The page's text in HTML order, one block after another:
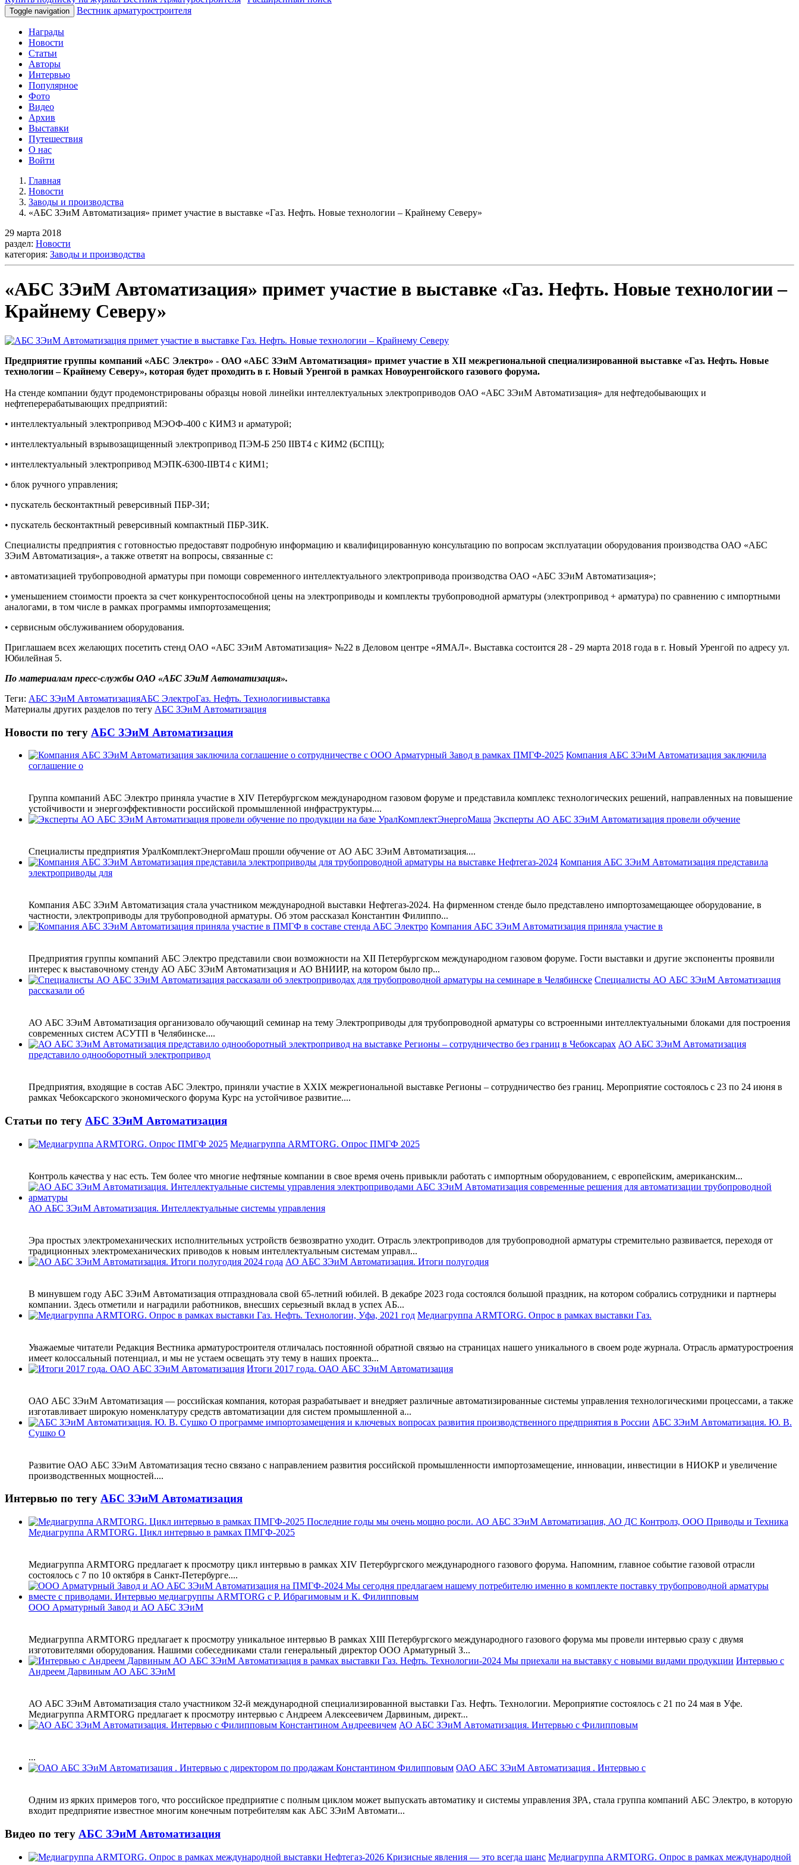
Toggle navigation Вестник арматуростроителя
Награды
Новости
Статьи
Авторы
Интервью
Популярное
Фото
Видео
Архив
Выставки
Путешествия
О нас
Войти
Главная
Новости
Заводы и производства
«АБС ЗЭиМ Автоматизация» примет участие в выставке «Газ. Нефть. Новые технологии – Крайнему Северу»
29 марта 2018
раздел: Новости
категория: Заводы и производства
«АБС ЗЭиМ Автоматизация» примет участие в выставке «Газ. Нефть. Новые технологии –
Крайнему Северу»
Предприятие группы компаний «АБС Электро» - ОАО «АБС ЗЭиМ Автоматизация» примет участие в XII межрегиональной специализированной выставке «Газ. Нефть. Новые
технологии – Крайнему Северу», которая будет проходить в г. Новый Уренгой в рамках Новоуренгойского газового форума.
На стенде компании будут продемонстрированы образцы новой линейки интеллектуальных электроприводов ОАО «АБС ЗЭиМ Автоматизация» для нефтедобывающих и
нефтеперерабатывающих предприятий:
• интеллектуальный электропривод МЭОФ-400 с КИМ3 и арматурой;
• интеллектуальный взрывозащищенный электропривод ПЭМ-Б 250 IIBT4 с КИМ2 (БСПЦ);
• интеллектуальный электропривод МЭПК-6300-IIВТ4 с КИМ1;
• блок ручного управления;
• пускатель бесконтактный реверсивный ПБР-3И;
• пускатель бесконтактный реверсивный компактный ПБР-3ИК.
Специалисты предприятия с готовностью предоставят подробную информацию и квалифицированную консультацию по вопросам эксплуатации оборудования производства ОАО «АБС
ЗЭиМ Автоматизация», а также ответят на вопросы, связанные с:
• автоматизацией трубопроводной арматуры при помощи современного интеллектуального электропривода производства ОАО «АБС ЗЭиМ Автоматизация»;
• уменьшением стоимости проекта за счет конкурентоспособной цены на электроприводы и комплекты трубопроводной арматуры (электропривод + арматура) по сравнению с импортными
аналогами, в том числе в рамках программы импортозамещения;
• сервисным обслуживанием оборудования.
Приглашаем всех желающих посетить стенд ОАО «АБС ЗЭиМ Автоматизация» №22 в Деловом центре «ЯМАЛ». Выставка состоится 28 - 29 марта 2018 года в г. Новый Уренгой по адресу ул.
Юбилейная 5.
По материалам пресс-службы ОАО «АБС ЗЭиМ Автоматизация».
Теги: АБС ЗЭиМ АвтоматизацияАБС ЭлектроГаз. Нефть. Технологиивыставка
Материалы других разделов по тегу АБС ЗЭиМ Автоматизация
Новости по тегу АБС ЗЭиМ Автоматизация
Компания АБС ЗЭиМ Автоматизация заключила
соглашение о
Группа компаний АБС Электро приняла участие в XIV Петербургском международном газовом форуме и представила комплекс технологических решений, направленных на повышение
устойчивости и энергоэффективности российской промышленной инфраструктуры....
Эксперты АО АБС ЗЭиМ Автоматизация провели обучение
Специалисты предприятия УралКомплектЭнергоМаш прошли обучение от АО АБС ЗЭиМ Автоматизация....
Компания АБС ЗЭиМ Автоматизация представила
электроприводы для
Компания АБС ЗЭиМ Автоматизация стала участником международной выставки Нефтегаз-2024. На фирменном стенде было представлено импортозамещающее оборудование, в
частности, электроприводы для трубопроводной арматуры. Об этом рассказал Константин Филиппо...
Компания АБС ЗЭиМ Автоматизация приняла участие в
Предприятия группы компаний АБС Электро представили свои возможности на XII Петербургском международном газовом форуме. Гости выставки и другие экспоненты проявили
интерес к выставочному стенду АО АБС ЗЭиМ Автоматизация и АО ВНИИР, на котором было пр...
Специалисты АО АБС ЗЭиМ Автоматизация
рассказали об
АО АБС ЗЭиМ Автоматизация организовало обучающий семинар на тему Электроприводы для трубопроводной арматуры со встроенными интеллектуальными блоками для построения
современных систем АСУТП в Челябинске....
АО АБС ЗЭиМ Автоматизация
представило однооборотный электропривод
Предприятия, входящие в состав АБС Электро, приняли участие в XXIX межрегиональной выставке Регионы – сотрудничество без границ. Мероприятие состоялось с 23 по 24 июня в
рамках Чебоксарского экономического форума Курс на устойчивое развитие....
Статьи по тегу АБС ЗЭиМ Автоматизация
Медиагруппа ARMTORG. Опрос ПМГФ 2025
Контроль качества у нас есть. Тем более что многие нефтяные компании в свое время очень привыкли работать с импортным оборудованием, с европейским, американским...
АО АБС ЗЭиМ Автоматизация. Интеллектуальные системы управления
Эра простых электромеханических исполнительных устройств безвозвратно уходит. Отрасль электроприводов для трубопроводной арматуры стремительно развивается, переходя от
традиционных электромеханических приводов к новым интеллектуальным системам управл...
АО АБС ЗЭиМ Автоматизация. Итоги полугодия
В минувшем году АБС ЗЭиМ Автоматизация отпраздновала свой 65-летний юбилей. В декабре 2023 года состоялся большой праздник, на котором собрались сотрудники и партнеры
компании. Здесь отметили и наградили работников, внесших серьезный вклад в успех АБ...
Медиагруппа ARMTORG. Опрос в рамках выставки Газ.
Уважаемые читатели Редакция Вестника арматуростроителя отличалась постоянной обратной связью на страницах нашего уникального в своем роде журнала. Отрасль арматуростроения
имеет колоссальный потенциал, и мы не устаем освещать эту тему в наших проекта...
Итоги 2017 года. ОАО АБС ЗЭиМ Автоматизация
ОАО АБС ЗЭиМ Автоматизация — российская компания, которая разрабатывает и внедряет различные автоматизированные системы управления технологическими процессами, а также
изготавливает широкую номенклатуру средств автоматизации для систем промышленной а...
АБС ЗЭиМ Автоматизация. Ю. В.
Сушко О
Развитие ОАО АБС ЗЭиМ Автоматизация тесно связано с направлением развития российской промышленности импортозамещение, инновации, инвестиции в НИОКР и увеличение
производственных мощностей....
Интервью по тегу АБС ЗЭиМ Автоматизация
Медиагруппа ARMTORG. Цикл интервью в рамках ПМГФ-2025
Медиагруппа ARMTORG предлагает к просмотру цикл интервью в рамках XIV Петербургского международного газового форума. Напомним, главное событие газовой отрасли
состоялось с 7 по 10 октября в Санкт-Петербурге....
ООО Арматурный Завод и АО АБС ЗЭиМ
Медиагруппа ARMTORG предлагает к просмотру уникальное интервью В рамках XIII Петербургского международного газового форума мы провели интервью сразу с двумя
изготовителями оборудования. Нашими собеседниками стали генеральный директор ООО Арматурный З...
Интервью с
Андреем Дарвиным АО АБС ЗЭиМ
АО АБС ЗЭиМ Автоматизация стало участником 32-й международной специализированной выставки Газ. Нефть. Технологии. Мероприятие состоялось с 21 по 24 мая в Уфе.
Медиагруппа ARMTORG предлагает к просмотру интервью с Андреем Алексеевичем Дарвиным, директ...
АО АБС ЗЭиМ Автоматизация. Интервью с Филипповым
...
ОАО АБС ЗЭиМ Автоматизация . Интервью с
Одним из ярких примеров того, что российское предприятие с полным циклом может выпускать автоматику и системы управления ЗРА, стала группа компаний АБС Электро, в которую
входит предприятие известное многим конечным потребителям как АБС ЗЭиМ Автомати...
Видео по тегу АБС ЗЭиМ Автоматизация
Медиагруппа ARMTORG. Опрос в рамках международной